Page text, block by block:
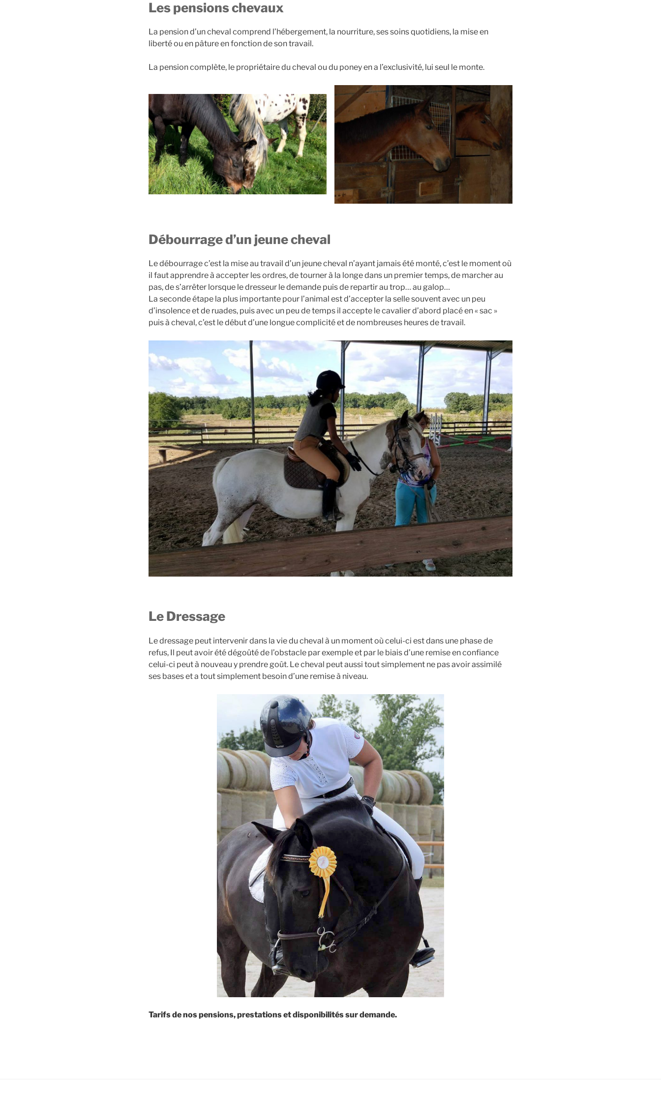
Les pensions chevaux
La pension d’un cheval comprend l’hébergement, la nourriture, ses soins quotidiens, la mise en
liberté ou en pâture en fonction de son travail.
La pension complète, le propriétaire du cheval ou du poney en a l’exclusivité, lui seul le monte.
Débourrage d’un jeune cheval
Le débourrage c’est la mise au travail d’un jeune cheval n’ayant jamais été monté, c’est le moment où
il faut apprendre à accepter les ordres, de tourner à la longe dans un premier temps, de marcher au
pas, de s’arrêter lorsque le dresseur le demande puis de repartir au trop… au galop…
La seconde étape la plus importante pour l’animal est d’accepter la selle souvent avec un peu
d’insolence et de ruades, puis avec un peu de temps il accepte le cavalier d’abord placé en « sac »
puis à cheval, c’est le début d’une longue complicité et de nombreuses heures de travail.
Le Dressage
Le dressage peut intervenir dans la vie du cheval à un moment où celui-ci est dans une phase de
refus, Il peut avoir été dégoûté de l’obstacle par exemple et par le biais d’une remise en confiance
celui-ci peut à nouveau y prendre goût. Le cheval peut aussi tout simplement ne pas avoir assimilé
ses bases et a tout simplement besoin d’une remise à niveau.
Tarifs de nos pensions, prestations et disponibilités sur demande.